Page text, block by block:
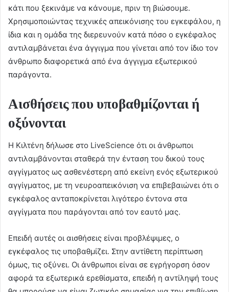
κάτι που ξεκινάμε να κάνουμε, πριν τη βιώσουμε.
Χρησιμοποιώντας τεχνικές απεικόνισης του εγκεφάλου, η
ίδια και η ομάδα της διερευνούν κατά πόσο ο εγκέφαλος
αντιλαμβάνεται ένα άγγιγμα που γίνεται από τον ίδιο τον
άνθρωπο διαφορετικά από ένα άγγιγμα εξωτερικού
παράγοντα.
Αισθήσεις που υποβαθμίζονται ή
οξύνονται
Η Κιλτένη δήλωσε στο LiveScience ότι οι άνθρωποι
αντιλαμβάνονται σταθερά την ένταση του δικού τους
αγγίγματος ως ασθενέστερη από εκείνη ενός εξωτερικού
αγγίγματος, με τη νευροαπεικόνιση να επιβεβαιώνει ότι ο
εγκέφαλος ανταποκρίνεται λιγότερο έντονα στα
αγγίγματα που παράγονται από τον εαυτό μας.
Επειδή αυτές οι αισθήσεις είναι προβλέψιμες, ο
εγκέφαλος τις υποβαθμίζει. Στην αντίθετη περίπτωση
όμως, τις οξύνει. Οι άνθρωποι είναι σε εγρήγορση όσον
αφορά τα εξωτερικά ερεθίσματα, επειδή η αντίληψή τους